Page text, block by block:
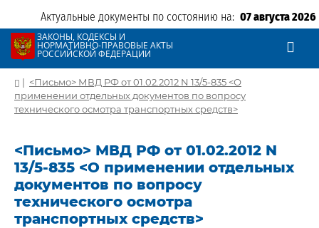
Актуальные документы по состоянию на: 07 августа 2026
ЗАКОНЫ, КОДЕКСЫ И
НОРМАТИВНО-ПРАВОВЫЕ АКТЫ
РОССИЙСКОЙ ФЕДЕРАЦИИ
| <Письмо> МВД РФ от 01.02.2012 N 13/5-835 <О
применении отдельных документов по вопросу
технического осмотра транспортных средств>
<Письмо> МВД РФ от 01.02.2012 N
13/5-835 <О применении отдельных
документов по вопросу
технического осмотра
транспортных средств>